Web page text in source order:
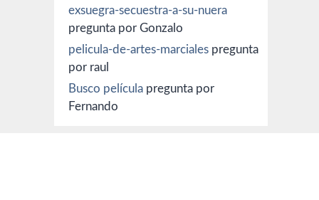
exsuegra-secuestra-a-su-nuera
pregunta por Gonzalo
pelicula-de-artes-marciales pregunta
por raul
Busco película pregunta por
Fernando